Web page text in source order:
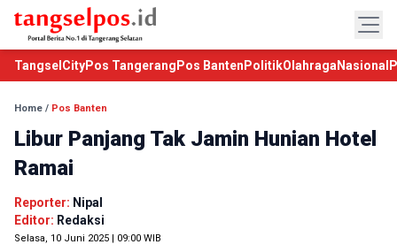
TangselCityPos Tangerang Pos Banten PolitikOlahraga Nasional
Home / Pos Banten
Libur Panjang Tak Jamin Hunian Hotel
Ramai
Reporter: Nipal
Editor: Redaksi
Selasa, 10 Juni 2025 | 09:00 WIB